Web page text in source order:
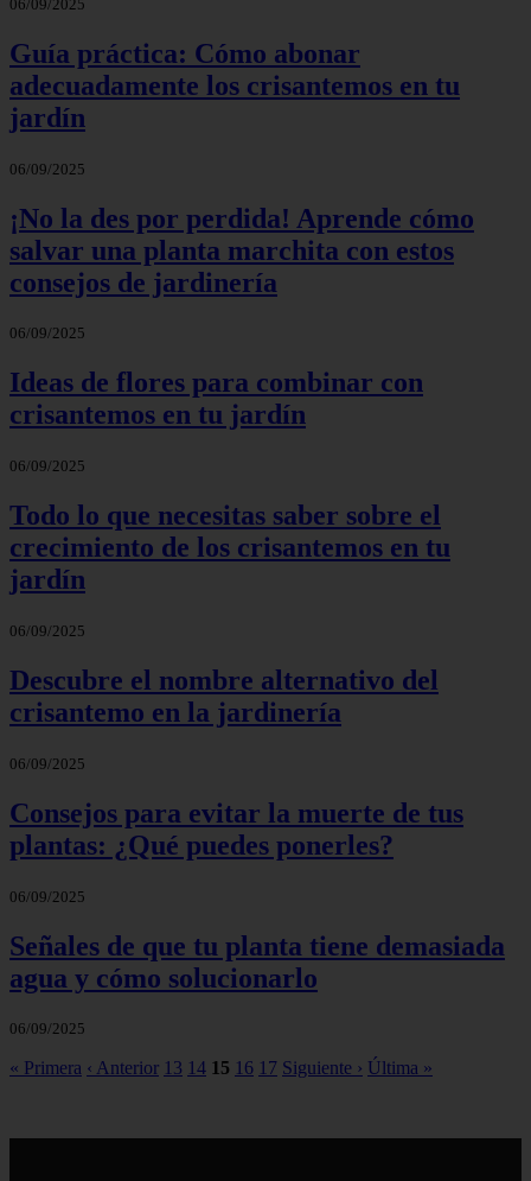
06/09/2025
Guía práctica: Cómo abonar
adecuadamente los crisantemos en tu
jardín
06/09/2025
¡No la des por perdida! Aprende cómo
salvar una planta marchita con estos
consejos de jardinería
06/09/2025
Ideas de flores para combinar con
crisantemos en tu jardín
06/09/2025
Todo lo que necesitas saber sobre el
crecimiento de los crisantemos en tu
jardín
06/09/2025
Descubre el nombre alternativo del
crisantemo en la jardinería
06/09/2025
Consejos para evitar la muerte de tus
plantas: ¿Qué puedes ponerles?
06/09/2025
Señales de que tu planta tiene demasiada
agua y cómo solucionarlo
06/09/2025
« Primera ‹ Anterior 13 14 15 16 17 Siguiente › Última »